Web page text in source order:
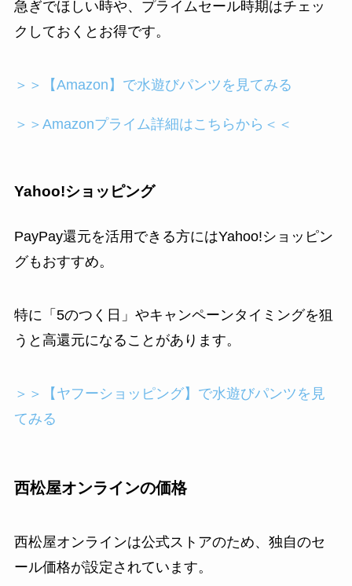
急ぎでほしい時や、プライムセール時期はチェッ
クしておくとお得です。
＞＞【Amazon】で水遊びパンツを見てみる
＞＞Amazonプライム詳細はこちらから＜＜
Yahoo!ショッピング
PayPay還元を活用できる方にはYahoo!ショッピン
グもおすすめ。
特に「5のつく日」やキャンペーンタイミングを狙
うと高還元になることがあります。
＞＞【ヤフーショッピング】で水遊びパンツを見
てみる
西松屋オンラインの価格
西松屋オンラインは公式ストアのため、独自のセ
ール価格が設定されています。